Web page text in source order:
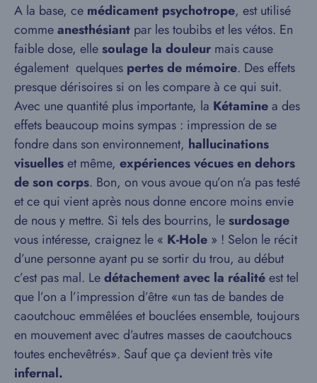
A la base, ce médicament psychotrope, est utilisé
commeanesthésiant par les toubibs et les vétos. En
faible dose, ellesoulage la douleur mais cause
également quelques pertes de mémoire. Des effets
presque dérisoires si on les compare à ce qui suit.
Avec une quantité plus importante, la Kétaminea des
effets beaucoup moins sympas : impression de se
fondre dans son environnement, hallucinations
visuelleset même, expériences vécues en dehors
de son corps. Bon, on vous avoue qu’on n’a pas testé
et ce qui vient après nous donne encore moins envie
de nous y mettre. Si tels des bourrins, lesurdosage
vous intéresse, craignez le « K-Hole » ! Selon le récit
d’une personne ayant pu se sortir du trou, au début
c’est pas mal. Ledétachement avec la réalitéest tel
que l’on a l’impression d’être «un tas de bandes de
caoutchouc emmêlées et bouclées ensemble, toujours
en mouvement avec d’autres masses de caoutchoucs
toutes enchevêtrés». Sauf que ça devient très vite
infernal.